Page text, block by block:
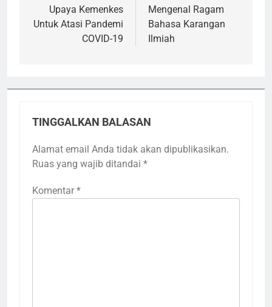
posUpaya Kemenkes
Untuk Atasi Pandemi
COVID-19
Mengenal Ragam
Bahasa Karangan
Ilmiah
TINGGALKAN BALASAN
Alamat email Anda tidak akan dipublikasikan.
Ruas yang wajib ditandai *
Komentar *